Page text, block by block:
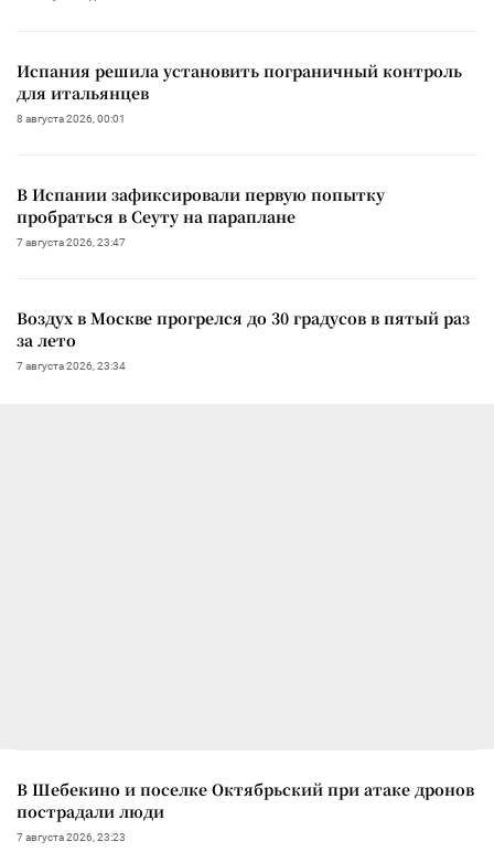
Испания решила установить пограничный контроль
для итальянцев
8 августа 2026, 00:01
В Испании зафиксировали первую попытку
пробраться в Сеуту на параплане
7 августа 2026, 23:47
Воздух в Москве прогрелся до 30 градусов в пятый раз
за лето
7 августа 2026, 23:34
В Шебекино и поселке Октябрьский при атаке дронов
пострадали люди
7 августа 2026, 23:23